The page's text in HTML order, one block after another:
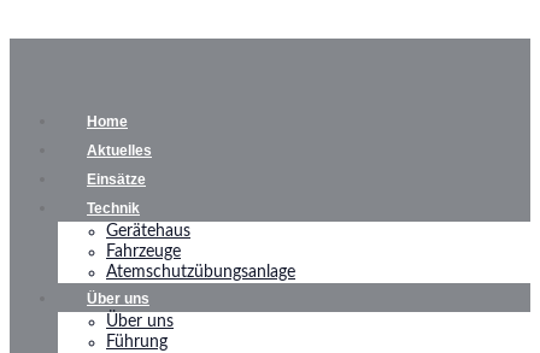
Home
Aktuelles
Einsätze
Technik
Gerätehaus
Fahrzeuge
Atemschutzübungsanlage
Über uns
Über uns
Führung